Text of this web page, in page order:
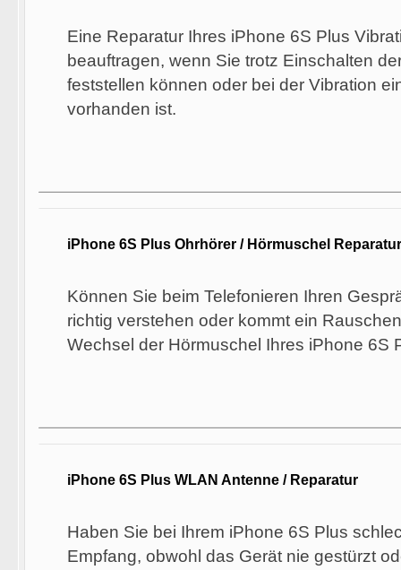
Eine Reparatur Ihres iPhone 6S Plus
beauftragen, wenn Sie trotz Einschalten
feststellen können oder bei der Vibration
vorhanden ist.
iPhone 6S Plus Ohrhörer / Hörmuschel Reparatur
Können Sie beim Telefonieren Ihren
richtig verstehen oder kommt ein
Wechsel der Hörmuschel Ihres iPhone 6S
iPhone 6S Plus WLAN Antenne / Reparatur
Haben Sie bei Ihrem iPhone 6S Plus
Empfang, obwohl das Gerät nie gestürzt